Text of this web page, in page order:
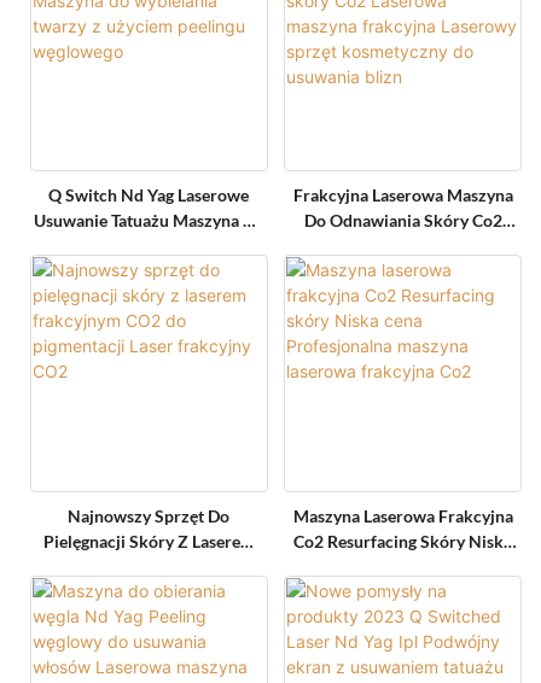
Q Switch Nd Yag Laserowe
Usuwanie Tatuażu Maszyna Do
Peelingu Węglowego
Frakcyjna Laserowa Maszyna
Do Odnawiania Skóry Co2
Laserowy Sprzęt Kosmetyczny
Do Usuwania Blizn
Najnowszy Sprzęt Do
Pielęgnacji Skóry Z Laserem
Pigmentacji Laser Frakcyjny
CO2
Maszyna Laserowa Frakcyjna
Co2 Resurfacing Skóry Niska
Laserowa Frakcyjna Co2